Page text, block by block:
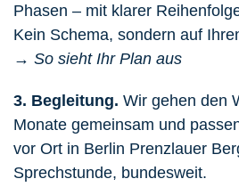
Phasen – mit klarer
Kein Schema, sondern auf
→ So sieht Ihr Plan aus
3. Begleitung. Wir gehen den
Monate gemeinsam und
vor Ort in Berlin Prenzlauer
Sprechstunde, bundesweit.